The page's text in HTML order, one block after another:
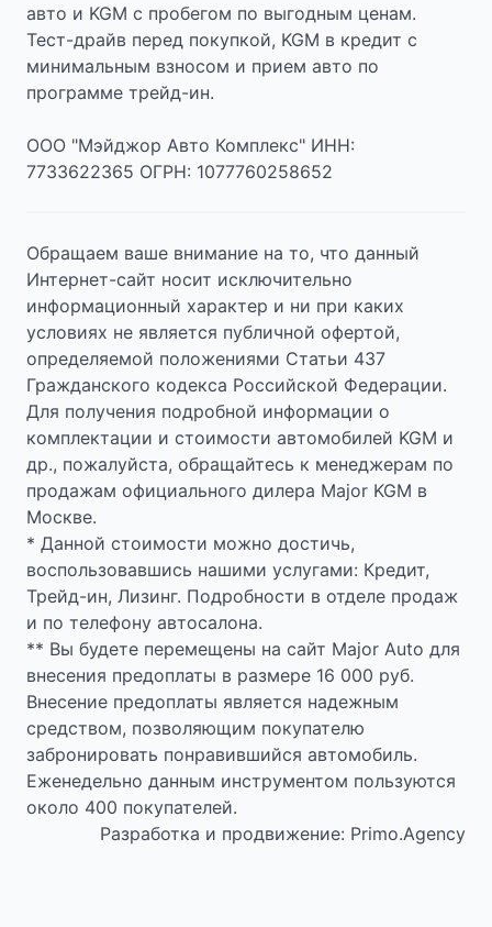
авто и KGM с пробегом по выгодным ценам.
Тест-драйв перед покупкой, KGM в кредит с
минимальным взносом и прием авто по
программе трейд-ин.
ООО "Мэйджор Авто Комплекс" ИНН:
7733622365 ОГРН: 1077760258652
Обращаем ваше внимание на то, что данный
Интернет-сайт носит исключительно
информационный характер и ни при каких
условиях не является публичной офертой,
определяемой положениями Статьи 437
Гражданского кодекса Российской Федерации.
Для получения подробной информации о
комплектации и стоимости автомобилей KGM и
др., пожалуйста, обращайтесь к менеджерам по
продажам официального дилера Major KGM в
Москве.
* Данной стоимости можно достичь,
воспользовавшись нашими услугами: Кредит,
Трейд-ин, Лизинг. Подробности в отделе продаж
и по телефону автосалона.
** Вы будете перемещены на сайт Major Auto для
внесения предоплаты в размере 16 000 руб.
Внесение предоплаты является надежным
средством, позволяющим покупателю
забронировать понравившийся автомобиль.
Еженедельно данным инструментом пользуются
около 400 покупателей.
Разработка и продвижение: Primo.Agency